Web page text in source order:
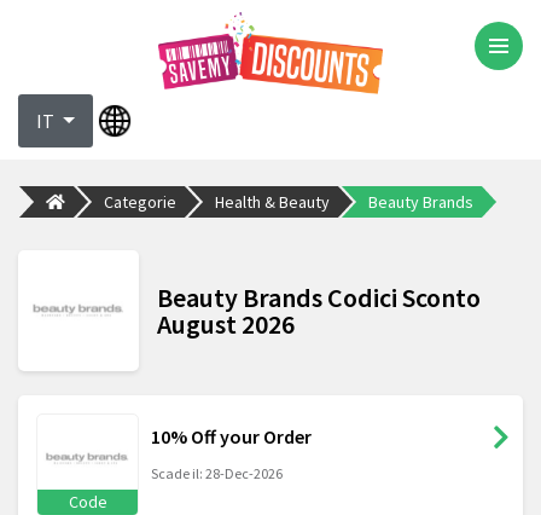
IT
Categorie Health & Beauty Beauty Brands
Beauty Brands Codici Sconto
August 2026
Code
10% Off your Order
Scade il: 28-Dec-2026